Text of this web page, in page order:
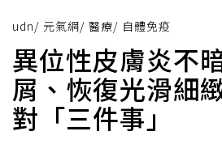
udn/ 元氣網/ 醫療/ 自體免疫
異位性皮膚炎不
屑、恢復光滑細
對「三件事」